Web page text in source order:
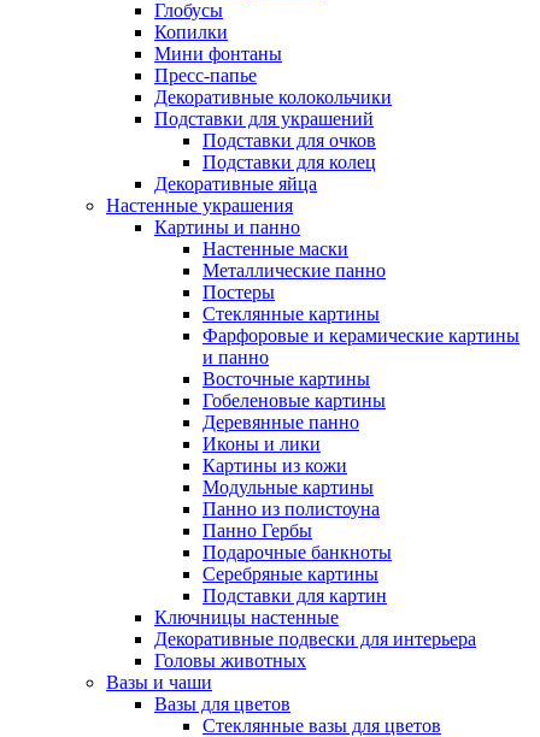
Глобусы
Копилки
Мини фонтаны
Пресс-папье
Декоративные колокольчики
Подставки для украшений
Подставки для очков
Подставки для колец
Декоративные яйца
Настенные украшения
Картины и панно
Настенные маски
Металлические панно
Постеры
Стеклянные картины
Фарфоровые и керамические картины
и панно
Восточные картины
Гобеленовые картины
Деревянные панно
Иконы и лики
Картины из кожи
Модульные картины
Панно из полистоуна
Панно Гербы
Подарочные банкноты
Серебряные картины
Подставки для картин
Ключницы настенные
Декоративные подвески для интерьера
Головы животных
Вазы и чаши
Вазы для цветов
Стеклянные вазы для цветов